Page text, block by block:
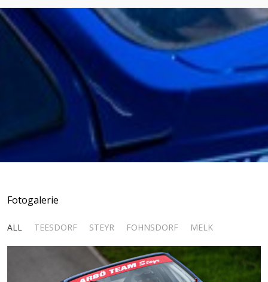
Fotogalerie
ALL TEESDORF STEYR FOHNSDORF MELK